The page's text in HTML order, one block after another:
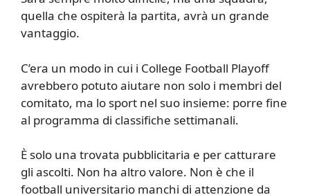
quella che ospiterà la partita, avrà un grande
vantaggio.
C’era un modo in cui i College Football Playoff
avrebbero potuto aiutare non solo i membri del
comitato, ma lo sport nel suo insieme: porre fine
al programma di classifiche settimanali.
È solo una trovata pubblicitaria e per catturare
gli ascolti. Non ha altro valore. Non è che il
football universitario manchi di attenzione da